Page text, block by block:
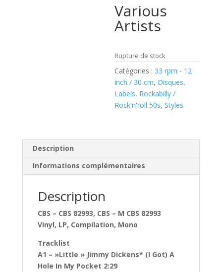
Various
Artists
Rupture de stock
Catégories : 33 rpm - 12
inch / 30 cm, Disques,
Labels, Rockabilly /
Rock'n'roll 50s,Styles
Description
Informations complémentaires
Description
CBS ‎– CBS 82993, CBS ‎– M CBS 82993
Vinyl, LP, Compilation, Mono
Tracklist
A1 – »Little » Jimmy Dickens* (I Got) A
Hole In My Pocket 2:29